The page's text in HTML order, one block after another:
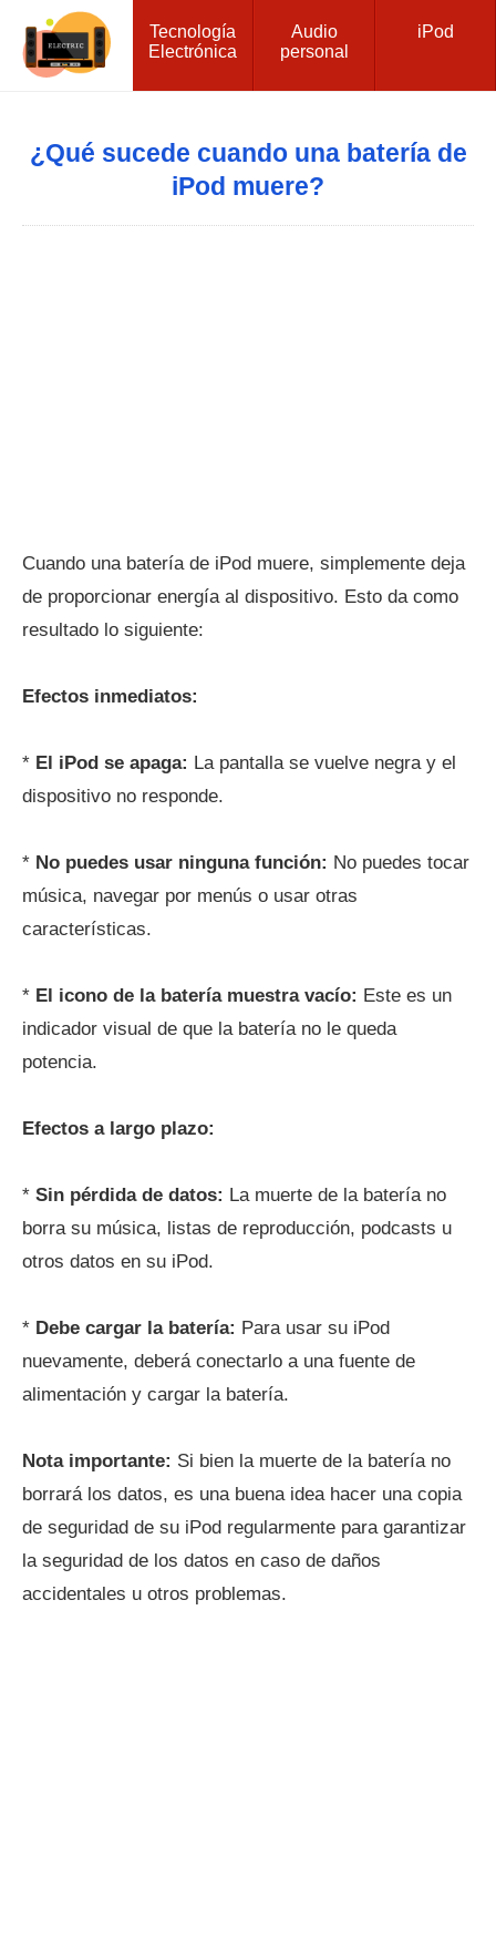
Tecnología
Electrónica
Audio
personal
iPod
¿Qué sucede cuando una batería de
iPod muere?
Cuando una batería de iPod muere, simplemente deja
de proporcionar energía al dispositivo. Esto da como
resultado lo siguiente:
Efectos inmediatos:
* El iPod se apaga: La pantalla se vuelve negra y el
dispositivo no responde.
* No puedes usar ninguna función: No puedes tocar
música, navegar por menús o usar otras
características.
* El icono de la batería muestra vacío: Este es un
indicador visual de que la batería no le queda
potencia.
Efectos a largo plazo:
* Sin pérdida de datos: La muerte de la batería no
borra su música, listas de reproducción, podcasts u
otros datos en su iPod.
* Debe cargar la batería: Para usar su iPod
nuevamente, deberá conectarlo a una fuente de
alimentación y cargar la batería.
Nota importante: Si bien la muerte de la batería no
borrará los datos, es una buena idea hacer una copia
de seguridad de su iPod regularmente para garantizar
la seguridad de los datos en caso de daños
accidentales u otros problemas.